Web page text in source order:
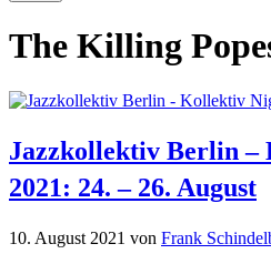
The Killing
Jazzkollektiv Berlin –
2021: 24. – 26. August
10. August 2021 von Frank